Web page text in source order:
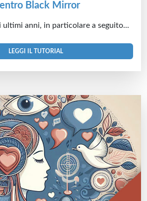
Black Mirror
anni, in particolare a seguito...
LEGGI IL TUTORIAL